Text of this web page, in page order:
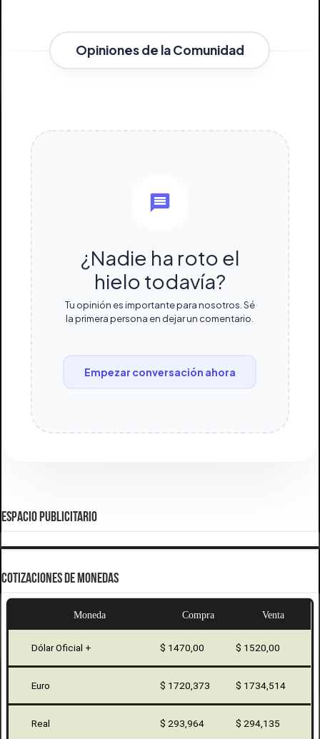
Opiniones de la Comunidad
¿Nadie ha roto el
hielo todavía?
Tu opinión es importante para nosotros. Sé
la primera persona en dejar un comentario.
Empezar conversación ahora
ESPACIO PUBLICITARIO
COTIZACIONES DE MONEDAS
Moneda Compra Venta
Dólar Oficial + $ 1470,00 $ 1520,00
Euro $ 1720,373 $ 1734,514
Real $ 293,964 $ 294,135